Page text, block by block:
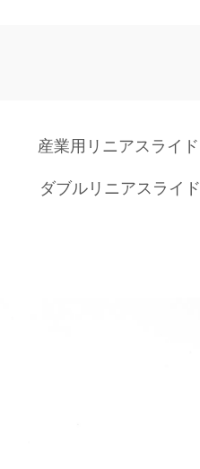
産業用リニアスライド
ダブルリニアスライド